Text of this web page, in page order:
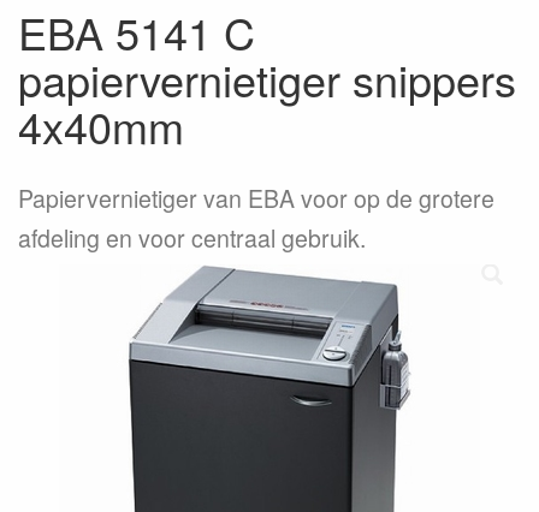
EBA 5141 C
papiervernietiger snippers
4x40mm
Papiervernietiger van EBA voor op de grotere
afdeling en voor centraal gebruik.